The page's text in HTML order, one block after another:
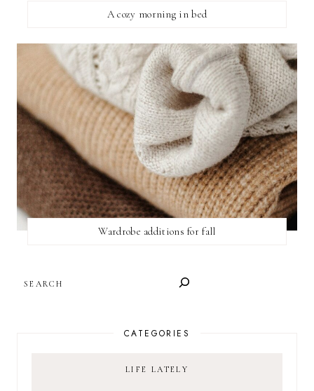
A cozy morning in bed
Wardrobe additions for fall
CATEGORIES
LIFE LATELY